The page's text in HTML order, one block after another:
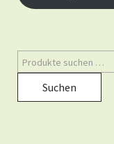
Suchen